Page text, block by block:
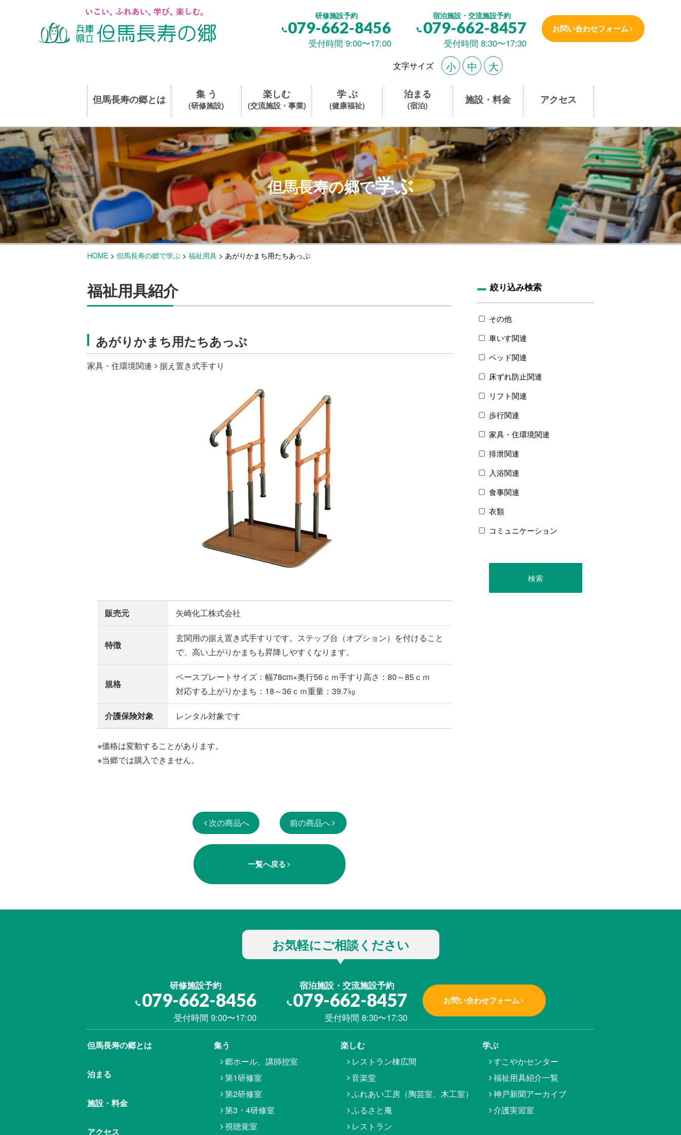
研修施設予約
079-662-8456
受付時間 9:00〜17:00
宿泊施設・交流施設予約
079-662-8457
受付時間 8:30〜17:30
お問い合わせフォーム
文字サイズ 小 中 大
但馬長寿の郷とは 集 う
(研修施設)
楽しむ
(交流施設・事業)
学 ぶ
(健康福祉)
泊まる
(宿泊) 施設・料金 アクセス
但馬長寿の郷で学ぶ
HOME > 但馬長寿の郷で学ぶ > 福祉用具 > あがりかまち用たちあっぷ
福祉用具紹介
あがりかまち用たちあっぷ
家具・住環境関連 据え置き式手すり
販売元 矢崎化工株式会社
特徴
玄関用の据え置き式手すりです。ステップ台（オプション）を付けること
で、高い上がりかまちも昇降しやすくなります。
規格
ベースプレートサイズ：幅78cm×奥行56ｃｍ手すり高さ：80～85ｃｍ
対応する上がりかまち：18～36ｃｍ重量：39.7㎏
介護保険対象 レンタル対象です
※価格は変動することがあります。
※当郷では購入できません。
次の商品へ 前の商品へ
一覧へ戻る
絞り込み検索
その他
車いす関連
ベッド関連
床ずれ防止関連
リフト関連
歩行関連
家具・住環境関連
排泄関連
入浴関連
食事関連
衣類
コミュニケーション
お気軽にご相談ください
研修施設予約
079-662-8456
受付時間 9:00〜17:00
宿泊施設・交流施設予約
079-662-8457
受付時間 8:30〜17:30
お問い合わせフォーム
但馬⾧寿の郷とは
泊まる
施設・料金
アクセス
集う
郷ホール、講師控室
第1研修室
第2研修室
第3・4研修室
視聴覚室
楽しむ
レストラン棟広間
音楽堂
ふれあい工房（陶芸室、木工室）
ふるさと庵
レストラン
学ぶ
すこやかセンター
福祉用具紹介一覧
神戸新聞アーカイブ
介護実習室